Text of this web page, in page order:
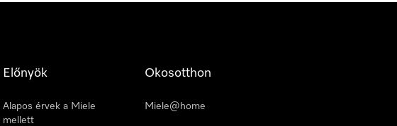
Előnyök
Alapos érvek a Miele
mellett
Okosotthon
Miele@home